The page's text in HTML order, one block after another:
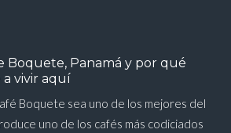
Boquete, Panamá y por qué
vivir aquí
Boquete sea uno de los mejores del
uno de los cafés más codiciados